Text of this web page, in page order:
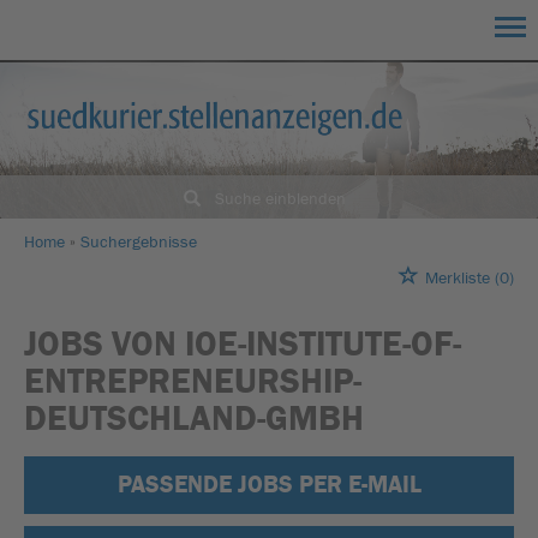
Home
Suchergebnisse
Merkliste (0)
JOBS VON IOE-INSTITUTE-OF-
ENTREPRENEURSHIP-
DEUTSCHLAND-GMBH
PASSENDE JOBS PER E-MAIL